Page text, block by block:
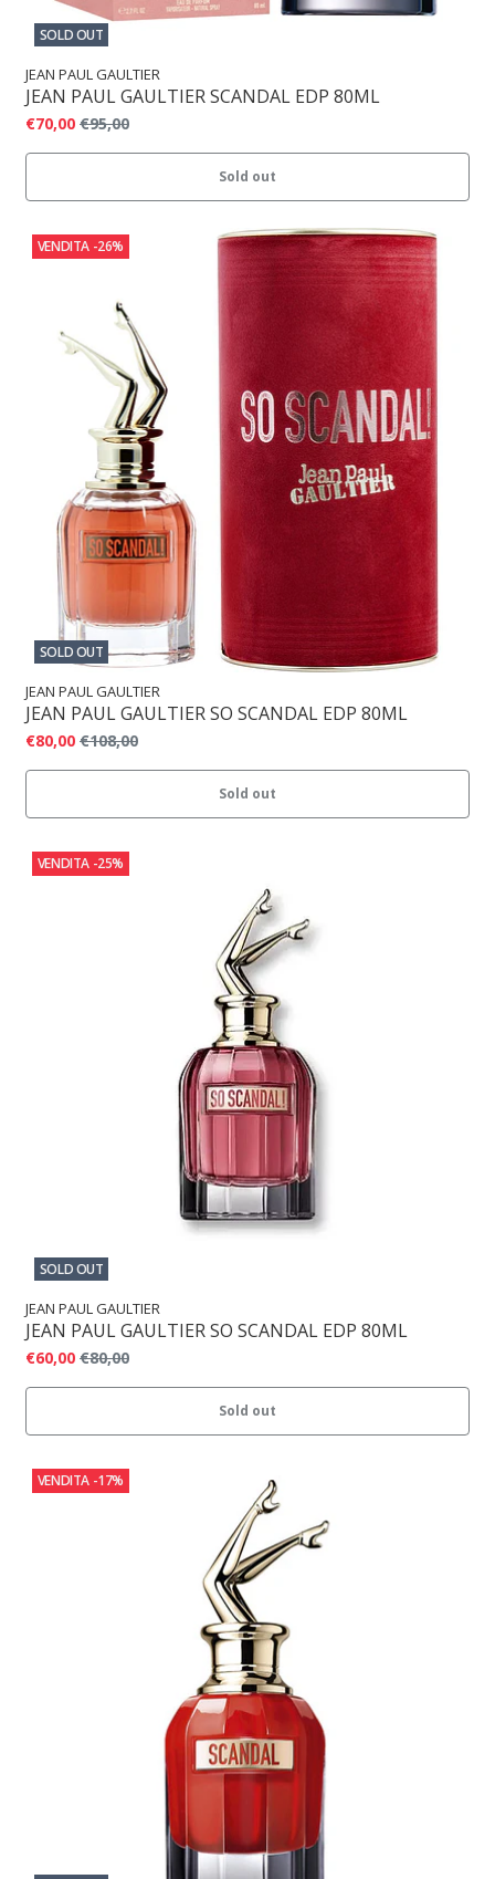
SOLD OUT
JEAN PAUL GAULTIER
JEAN PAUL GAULTIER SCANDAL EDP 80ML
€70,00 €95,00
Sold out
VENDITA -26%
SOLD OUT
JEAN PAUL GAULTIER
JEAN PAUL GAULTIER SO SCANDAL EDP 80ML
€80,00 €108,00
Sold out
VENDITA -25%
SOLD OUT
JEAN PAUL GAULTIER
JEAN PAUL GAULTIER SO SCANDAL EDP 80ML
€60,00 €80,00
Sold out
VENDITA -17%